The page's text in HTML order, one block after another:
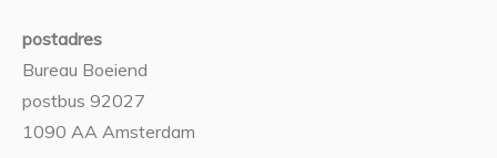
postadres
Bureau Boeiend
postbus 92027
1090 AA Amsterdam